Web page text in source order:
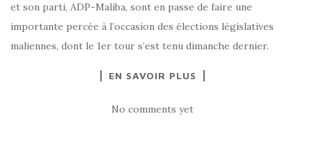
et son parti, ADP-Maliba, sont en passe de faire une
importante percée à l’occasion des élections législatives
maliennes, dont le 1er tour s’est tenu dimanche dernier.
EN SAVOIR PLUS
No comments yet